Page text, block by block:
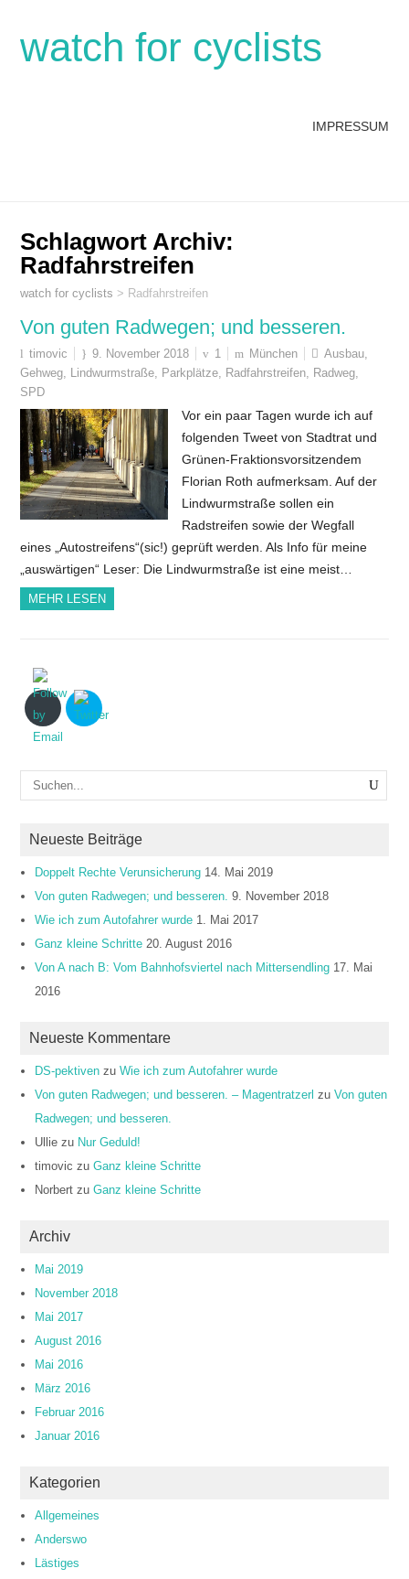
watch for cyclists
IMPRESSUM
Schlagwort Archiv:
Radfahrstreifen
watch for cyclists > Radfahrstreifen
Von guten Radwegen; und besseren.
timovic 9. November 2018 1 München Ausbau,
Gehweg, Lindwurmstraße, Parkplätze, Radfahrstreifen, Radweg,
SPD
Vor ein paar Tagen wurde ich auf
folgenden Tweet von Stadtrat und
Grünen-Fraktionsvorsitzendem
Florian Roth aufmerksam. Auf der
Lindwurmstraße sollen ein
Radstreifen sowie der Wegfall
eines „Autostreifens“(sic!) geprüft werden. Als Info für meine
„auswärtigen“ Leser: Die Lindwurmstraße ist eine meist…
MEHR LESEN
Neueste Beiträge
Doppelt Rechte Verunsicherung 14. Mai 2019
Von guten Radwegen; und besseren. 9. November 2018
Wie ich zum Autofahrer wurde 1. Mai 2017
Ganz kleine Schritte 20. August 2016
Von A nach B: Vom Bahnhofsviertel nach Mittersendling 17. Mai
2016
Neueste Kommentare
DS-pektiven zuWie ich zum Autofahrer wurde
Von guten Radwegen; und besseren. – Magentratzerl zuVon guten
Radwegen; und besseren.
Ullie zu Nur Geduld!
timovic zuGanz kleine Schritte
Norbert zuGanz kleine Schritte
Archiv
Mai 2019
November 2018
Mai 2017
August 2016
Mai 2016
März 2016
Februar 2016
Januar 2016
Kategorien
Allgemeines
Anderswo
Lästiges